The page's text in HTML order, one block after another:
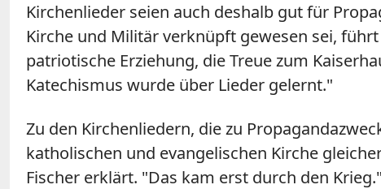
Kirchenlieder seien auch deshalb gut für
Kirche und Militär verknüpft gewesen sei,
patriotische Erziehung, die Treue zum
Katechismus wurde über Lieder gelernt."
Zu den Kirchenliedern, die zu
katholischen und evangelischen Kirche
Fischer erklärt. "Das kam erst durch den